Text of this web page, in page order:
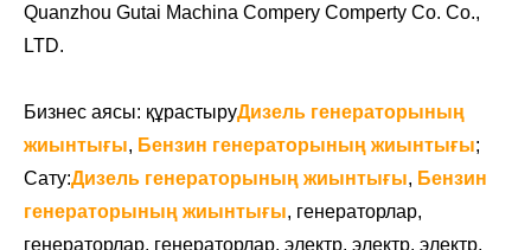
Quanzhou Gutai Machina Compery Comperty Co. Co.,
LTD.
Бизнес аясы: құрастыруДизель генераторының
жиынтығы, Бензин генераторының жиынтығы;
Сату:Дизель генераторының жиынтығы, Бензин
генераторының жиынтығы, генераторлар,
генераторлар, генераторлар, электр, электр, электр,